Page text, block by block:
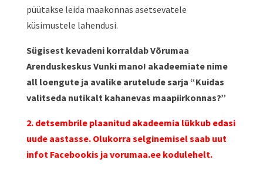
püütakse leida maakonnas asetsevatele
küsimustele lahendusi.
Sügisest kevadeni korraldab Võrumaa
Arenduskeskus Vunki mano! akadeemiate nime
all loengute ja avalike arutelude sarja “Kuidas
valitseda nutikalt kahanevas maapiirkonnas?”
2. detsembrile plaanitud akadeemia lükkub edasi
uude aastasse. Olukorra selginemisel saab uut
infot Facebookis ja vorumaa.ee kodulehelt.